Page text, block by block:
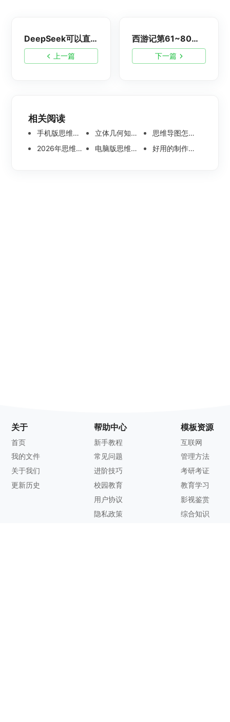
上一篇
DeepSeek可以直接生成思维导图吗？
下一篇
西游记第61~80回思维导图整理-西游记思维导图大全（四）
相关阅读
手机版思维导图软件哪个好 使用教程分享 立体几何知识点思维导图模板分享 思维导图怎么画
思维导图怎么画简单又漂亮 内附精美模板案例分享
2026年思维导图软件哪个好 最新免费思维导图软件测评
电脑版思维导图软件哪个好？可离线编辑的思维导图工具盘点 好用的制作思维导图软件有哪些？五款高分思维导图工具盘点
关于
首页
我的文件
关于我们
更新历史
帮助中心
新手教程
常见问题
进阶技巧
校园教育
用户协议
隐私政策
模板资源
互联网
管理方法
考研考证
教育学习
影视鉴赏
综合知识